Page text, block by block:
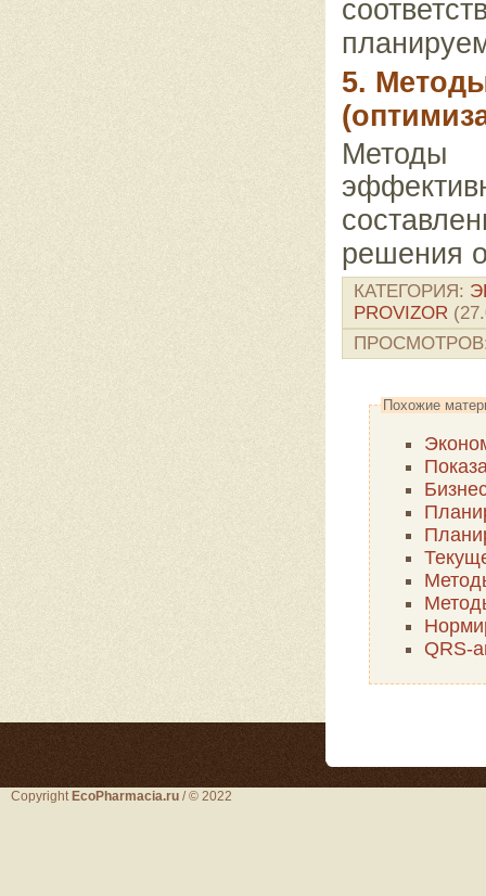
5.
решения
КАТЕГОРИЯ:
PROVIZOR
ПРОСМОТРОВ
Похожие
QRS-
Copyright EcoPharmacia.ru / © 2022